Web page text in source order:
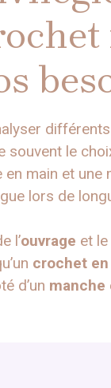
souvent le
main et une
lors de
l’ouvrage et le
crochet
d’un manche